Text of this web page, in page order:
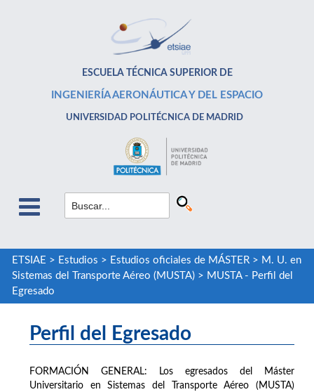
ESCUELA TÉCNICA SUPERIOR DE
INGENIERÍA AERONÁUTICA Y DEL ESPACIO
UNIVERSIDAD POLITÉCNICA DE MADRID
ETSIAE > Estudios > Estudios oficiales de MÁSTER> M. U. en
Sistemas del Transporte Aéreo (MUSTA)> MUSTA - Perfil del
Egresado
Perfil del Egresado
FORMACIÓN GENERAL: Los egresados del Máster
Universitario en Sistemas del Transporte Aéreo (MUSTA)